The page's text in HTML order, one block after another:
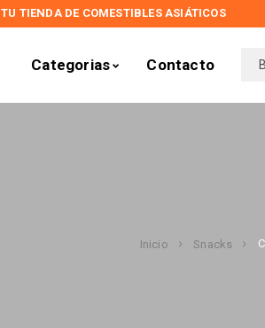
TU TIENDA DE COMESTIBLES ASIÁTICOS
Categorias Contacto
Inicio Snacks